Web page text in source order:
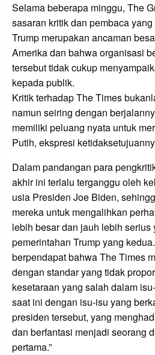
Selama beberapa minggu, The
sasaran kritik dan pembaca
Trump merupakan ancaman
Amerika dan bahwa organisasi
tersebut tidak cukup
kepada publik.
Kritik terhadap The Times
namun seiring dengan
memiliki peluang nyata untuk
Putih, ekspresi
Dalam pandangan para
akhir ini terlalu terganggu oleh
usia Presiden Joe Biden,
mereka untuk mengalihkan
lebih besar dan jauh lebih
pemerintahan Trump yang
berpendapat bahwa The Times
dengan standar yang tidak
kesetaraan yang salah dalam
saat ini dengan isu-isu yang
presiden tersebut, yang
dan berfantasi menjadi seorang
pertama.”